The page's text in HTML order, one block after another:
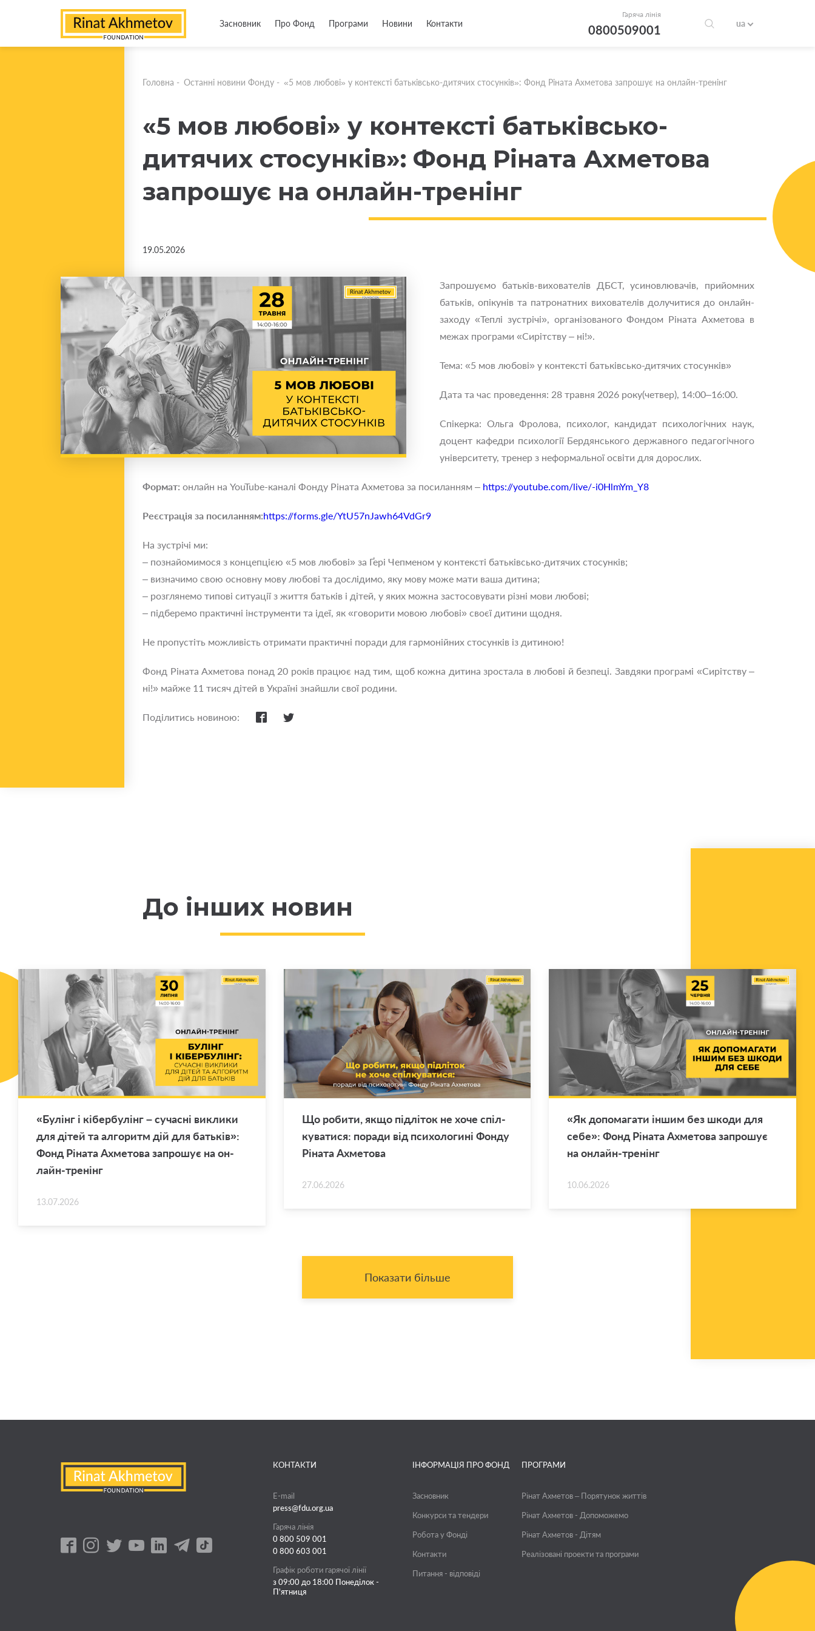
Засновник Про Фонд Програми Новини Контакти
Гаряча лінія
0800509001 ua
Головна - Останні новини Фонду - «5 мов любові» у контексті батьківсько-дитячих стосунків»: Фонд Ріната Ахметова запрошує на онлайн-тренінг
«5 мов любові» у контексті батьківсько-
дитячих стосунків»: Фонд Ріната Ахметова
запрошує на онлайн-тренінг
19.05.2026
Запрошуємо батьків-вихователів ДБСТ, усиновлювачів, прийомних
батьків, опікунів та патронатних вихователів долучитися до онлайн-
заходу «Теплі зустрічі», організованого Фондом Ріната Ахметова в
межах програми «Сирітству – ні!».
Тема: «5 мов любові» у контексті батьківсько-дитячих стосунків»
Дата та час проведення: 28 травня 2026 року(четвер), 14:00–16:00.
Спікерка: Ольга Фролова, психолог, кандидат психологічних наук,
доцент кафедри психології Бердянського державного педагогічного
університету, тренер з неформальної освіти для дорослих.
Формат: онлайн на YouTube-каналі Фонду Ріната Ахметова за посиланням – https://youtube.com/live/-i0HlmYm_Y8
Реєстрація за посиланням:https://forms.gle/YtU57nJawh64VdGr9
На зустрічі ми:
– познайомимося з концепцією «5 мов любові» за Ґері Чепменом у контексті батьківсько-дитячих стосунків;
– визначимо свою основну мову любові та дослідимо, яку мову може мати ваша дитина;
– розглянемо типові ситуації з життя батьків і дітей, у яких можна застосовувати різні мови любові;
– підберемо практичні інструменти та ідеї, як «говорити мовою любові» своєї дитини щодня.
Не пропустіть можливість отримати практичні поради для гармонійних стосунків із дитиною!
Фонд Ріната Ахметова понад 20 років працює над тим, щоб кожна дитина зростала в любові й безпеці. Завдяки програмі «Сирітству –
ні!» майже 11 тисяч дітей в Україні знайшли свої родини.
Поділитись новиною:
До інших новин
«Бу­лінг і кі­бер­бу­лінг – су­ча­сні ви­кли­ки
для дітей та ал­го­ритм дій для ба­тьків»:
Фонд Рі­на­та Ахме­то­ва за­про­шує на он­
лайн-тре­нінг
13.07.2026
Що ро­би­ти, якщо під­лі­ток не хоче спіл­
ку­ва­ти­ся: по­ра­ди від пси­хо­ло­ги­ні Фонду
Рі­на­та Ахме­то­ва
27.06.2026
«Як до­по­ма­га­ти іншим без шкоди для
себе»: Фонд Рі­на­та Ахме­то­ва за­про­шує
на он­лайн-тре­нінг
10.06.2026
Показати більше
КОНТАКТИ
E-mail
press@fdu.org.ua
Гаряча лінія
0 800 509 001
0 800 603 001
Графік роботи гарячої лінії
з 09:00 до 18:00 Понеділок -
П'ятниця
ІНФОРМАЦІЯ ПРО ФОНД
Засновник
Конкурси та тендери
Робота у Фонді
Контакти
Питання - відповіді
ПРОГРАМИ
Рінат Ахметов – Порятунок життів
Рінат Ахметов - Допоможемо
Рінат Ахметов - Дітям
Реалізовані проекти та програми